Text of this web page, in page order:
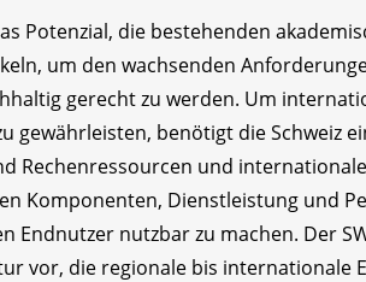
Potenzial, die bestehenden
um den wachsenden
gerecht zu werden. Um
gewährleisten, benötigt die Schweiz
Rechenressourcen und
Komponenten, Dienstleistung und
nutzbar zu machen. Der
vor, die regionale bis internationale